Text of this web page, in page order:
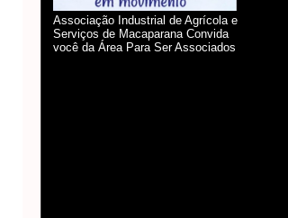
Associação Industrial de Agrícola e
Serviços de Macaparana Convida
você da Área Para Ser Associados